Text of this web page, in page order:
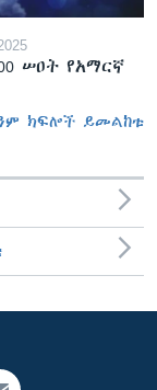
ሠዐት የአማርኛ
ክፍሎች ይመልከቱ